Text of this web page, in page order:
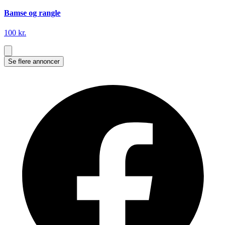
Bamse og rangle
100 kr.
Se flere annoncer